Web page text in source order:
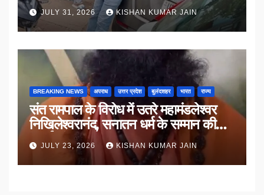
JULY 31, 2026 KISHAN KUMAR JAIN
BREAKING NEWS अपराध उत्तर प्रदेश बुलंदशहर भारत राज्य
संत रामपाल के विरोध में उतरे महामंडलेश्वर
निखिलेश्वरानंद, सनातन धर्म के सम्मान की
उठाई मांग
JULY 23, 2026 KISHAN KUMAR JAIN